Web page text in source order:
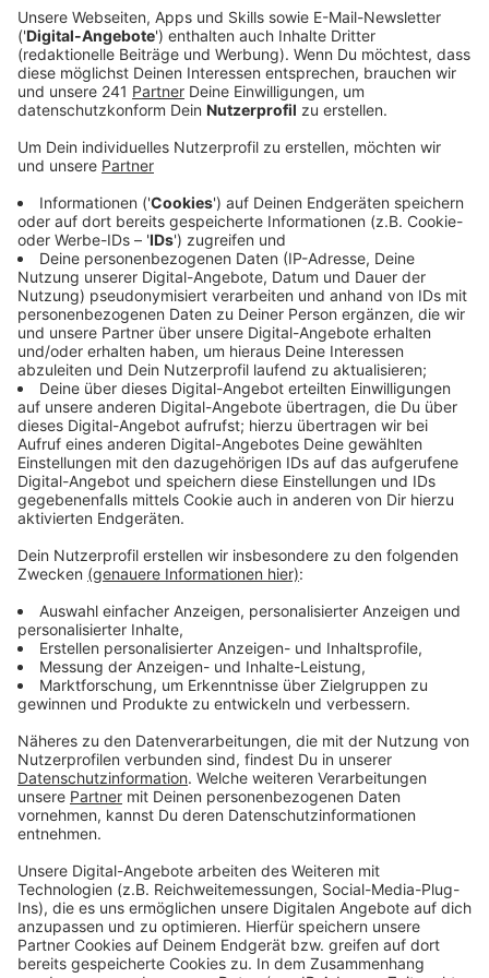
Ein Promi, keine Fragen und fünf
Gegenstände
Anzeige
Wenn ein Popstar, Comedian, Schauspieler oder
Politiker bei uns zu Besuch ist, stellt er sich auch dem
besonderen Video-Interview „Fünf für". Dabei wird
keine einzige Frage gestellt, sondern dem Gast
einfach fünf Dinge in die Hand gedrückt, zu denen er
das erzählt, was ihm als Erstes einfällt. Keine
Standardantworten, keine Promotionaussagen -
sondern ganz persönliche Geschichten - das ist „Fünf
für"!
Anzeige
Wir benötigen Ihre
Zustimmung, um den YouTube
Video-Service zu laden!
Wir verwenden einen Service eines
Drittanbieters, um Videoinhalte
Daten zu Ihren Aktivitäten
sammeln. Bitte lesen Sie die
Details durch und stimmen Sie der
Nutzung des Service zu, um dieses
Mehr Informationen
Akzeptieren
Fünf für Mike Singer
Anzeige